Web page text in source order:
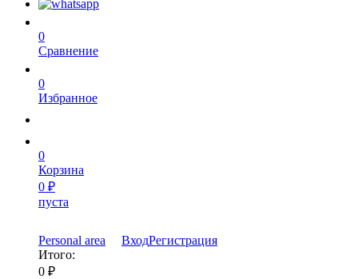
0
Сравнение
0
Избранное
0
Корзина
0 ₽
пуста
Personal area ВходРегистрация
Итого:
0 ₽